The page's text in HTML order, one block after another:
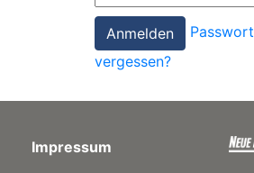
Paper
App
Passwort
vergessen?
Impressum